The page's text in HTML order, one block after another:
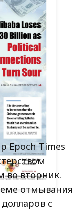
Epoch Times
во вторник.
отмывания
с